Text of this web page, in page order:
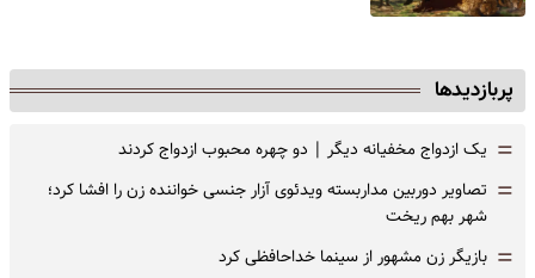
پربازدیدها
= یک ازدواج مخفیانه دیگر | دو چهره محبوب ازدواج کردند
= تصاویر دوربین مداربسته ویدئوی آزار جنسی خواننده زن را افشا کرد؛
شهر بهم ریخت
= بازیگر زن مشهور از سینما خداحافظی کرد